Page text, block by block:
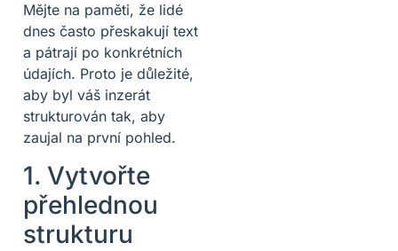
Mějte na paměti, že lidé
dnes často přeskakují text
a pátrají po konkrétních
údajích. Proto je důležité,
aby byl váš inzerát
strukturován tak, aby
zaujal na první pohled.
1. Vytvořte
přehlednou
strukturu